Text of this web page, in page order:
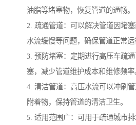
油脂等堵塞物，恢复管道的通畅。
2. 疏通管道：可以解决管道因堵塞
水流缓慢等问题，确保管道正常运
3. 预防堵塞：定期进行高压车疏
塞，减少管道维护成本和维修频率
4. 清洁管道：高压水流可以冲刷
附着物，保持管道的清洁卫生。
5. 适用范围广：可用于疏通城市排